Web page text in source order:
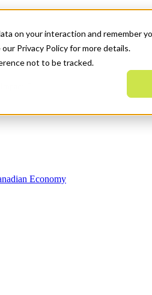
on your interaction and remember
Privacy Policy for more details.
not to be tracked.
Economy